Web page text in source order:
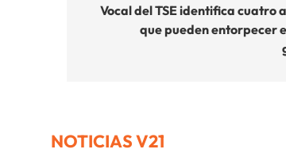
de
entradas
Vocal del TSE identifica cuatro
que pueden entorpecer
NOTICIAS V21